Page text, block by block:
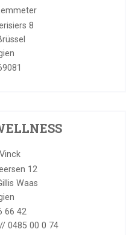
8
12
Waas
66 42
0485 00 0 74